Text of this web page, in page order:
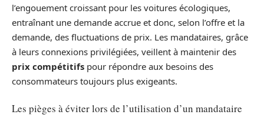
l’engouement croissant pour les voitures écologiques,
entraînant une demande accrue et donc, selon l’offre et la
demande, des fluctuations de prix. Les mandataires, grâce
à leurs connexions privilégiées, veillent à maintenir des
prix compétitifs pour répondre aux besoins des
consommateurs toujours plus exigeants.
Les pièges à éviter lors de l’utilisation d’un mandataire